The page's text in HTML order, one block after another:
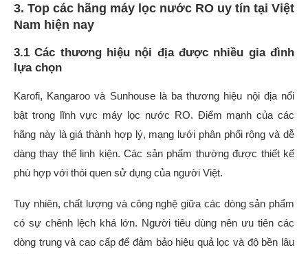
3. Top các hãng máy lọc nước RO uy tín tại Việt
Nam hiện nay
3.1 Các thương hiệu nội địa được nhiều gia đình
lựa chọn
Karofi, Kangaroo và Sunhouse là ba thương hiệu nội địa nổi
bật trong lĩnh vực máy lọc nước RO. Điểm mạnh của các
hãng này là giá thành hợp lý, mạng lưới phân phối rộng và dễ
dàng thay thế linh kiện. Các sản phẩm thường được thiết kế
phù hợp với thói quen sử dụng của người Việt.
Tuy nhiên, chất lượng và công nghệ giữa các dòng sản phẩm
có sự chênh lệch khá lớn. Người tiêu dùng nên ưu tiên các
dòng trung và cao cấp để đảm bảo hiệu quả lọc và độ bền lâu